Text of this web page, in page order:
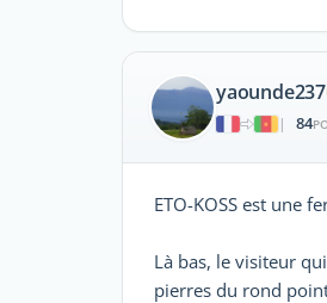
yaounde237
|
84
ETO-KOSS est une
Là bas, le visiteur
pierres du rond